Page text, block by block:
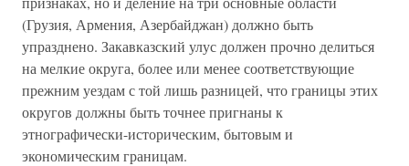
(Грузия, Армения, Азербайджан) должно быть
упразднено. Закавказский улус должен прочно делиться
на мелкие округа, более или менее соответствующие
прежним уездам с той лишь разницей, что границы этих
округов должны быть точнее пригнаны к
этнографически-историческим, бытовым и
экономическим границам.